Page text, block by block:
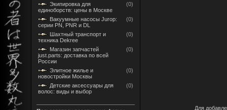
Экипировка для
единоборств: цены в Москве
(0)
Вакуумные насосы Jurop:
серии PN, PNR и DL
(0)
Шахтный транспорт и
техника Dekree
(0)
Магазин запчастей
just.parts: доставка по всей
России
(0)
Элитное жилье и
новостройки Москвы
(0)
Детские аксессуары для
волос: виды и выбор
(0)
Для